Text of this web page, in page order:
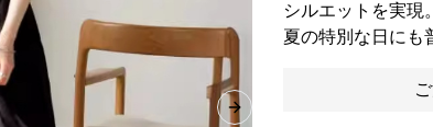
Next slide
シルエットを実現。
夏の特別な日にも